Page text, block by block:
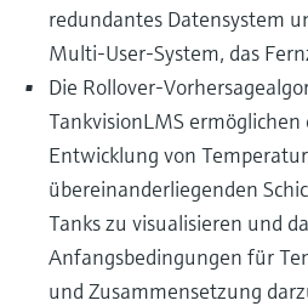
redundantes Datensystem
Multi-User-System, das
Die Rollover-
TankvisionLMS ermöglichen
Entwicklung von
übereinanderliegenden
Tanks zu visualisieren und
Anfangsbedingungen für
und Zusammensetzung